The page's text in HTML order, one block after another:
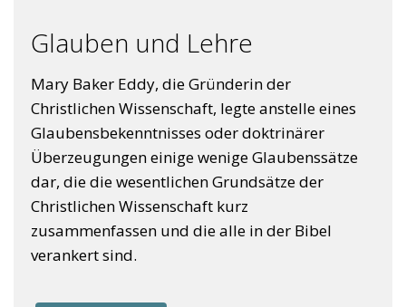
Glauben und Lehre
Mary Baker Eddy, die Gründerin der
Christlichen Wissenschaft, legte anstelle eines
Glaubensbekenntnisses oder doktrinärer
Überzeugungen einige wenige Glaubenssätze
dar, die die wesentlichen Grundsätze der
Christlichen Wissenschaft kurz
zusammenfassen und die alle in der Bibel
verankert sind.